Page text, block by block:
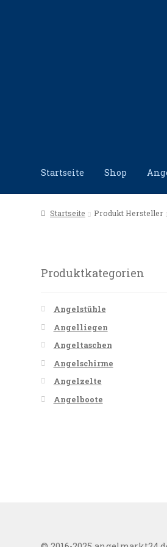
Startseite Shop
Start Angellinks
Startseite Produkt Hersteller
Produktkategorien
Angelstühle
Angelliegen
Angeltaschen
Angelschirme
Angelzelte
Angelboote